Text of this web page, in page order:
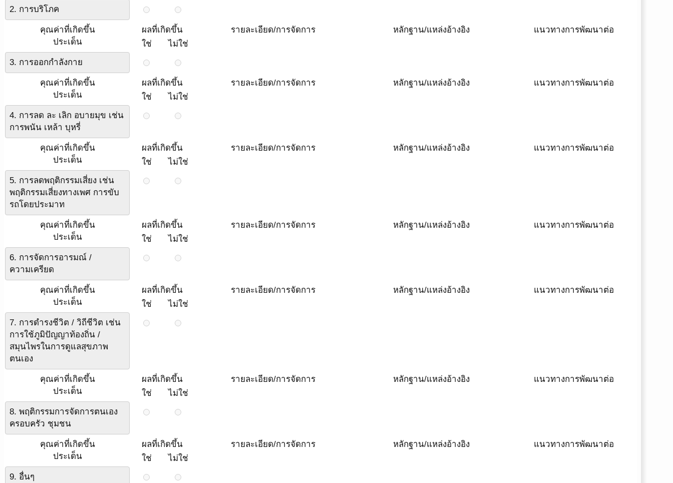
2. การบริโภค
คุณค่าที่เกิดขึ้น
ประเด็น
ผลที่เกิดขึ้น รายละเอียด/การจัดการ หลักฐาน/แหล่งอ้างอิง
แนวทางการพัฒนาต่อ
ใช่
ไม่ใช่
3. การออกกำลังกาย
คุณค่าที่เกิดขึ้น
ประเด็น
ผลที่เกิดขึ้น รายละเอียด/การจัดการ หลักฐาน/แหล่งอ้างอิง
แนวทางการพัฒนาต่อ
ใช่
ไม่ใช่
4. การลด ละ เลิก อบายมุข เช่น
การพนัน เหล้า บุหรี่
คุณค่าที่เกิดขึ้น
ประเด็น
ผลที่เกิดขึ้น รายละเอียด/การจัดการ หลักฐาน/แหล่งอ้างอิง
แนวทางการพัฒนาต่อ
ใช่
ไม่ใช่
5. การลดพฤติกรรมเสี่ยง เช่น
พฤติกรรมเสี่ยงทางเพศ การขับ
รถโดยประมาท
คุณค่าที่เกิดขึ้น
ประเด็น
ผลที่เกิดขึ้น รายละเอียด/การจัดการ หลักฐาน/แหล่งอ้างอิง
แนวทางการพัฒนาต่อ
ใช่
ไม่ใช่
6. การจัดการอารมณ์ /
ความเครียด
คุณค่าที่เกิดขึ้น
ประเด็น
ผลที่เกิดขึ้น รายละเอียด/การจัดการ หลักฐาน/แหล่งอ้างอิง
แนวทางการพัฒนาต่อ
ใช่
ไม่ใช่
7. การดำรงชีวิต / วิถีชีวิต เช่น
การใช้ภูมิปัญญาท้องถิ่น /
สมุนไพรในการดูแลสุขภาพ
ตนเอง
คุณค่าที่เกิดขึ้น
ประเด็น
ผลที่เกิดขึ้น รายละเอียด/การจัดการ หลักฐาน/แหล่งอ้างอิง
แนวทางการพัฒนาต่อ
ใช่
ไม่ใช่
8. พฤติกรรมการจัดการตนเอง
ครอบครัว ชุมชน
คุณค่าที่เกิดขึ้น
ประเด็น
ผลที่เกิดขึ้น รายละเอียด/การจัดการ หลักฐาน/แหล่งอ้างอิง
แนวทางการพัฒนาต่อ
ใช่
ไม่ใช่
9. อื่นๆ